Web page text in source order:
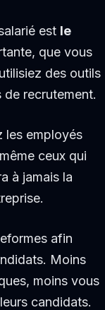
est le
que vous
des outils
recrutement.
les employés
ceux qui
à jamais la
afin
Moins
moins vous
candidats.